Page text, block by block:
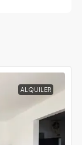
ALQUILER